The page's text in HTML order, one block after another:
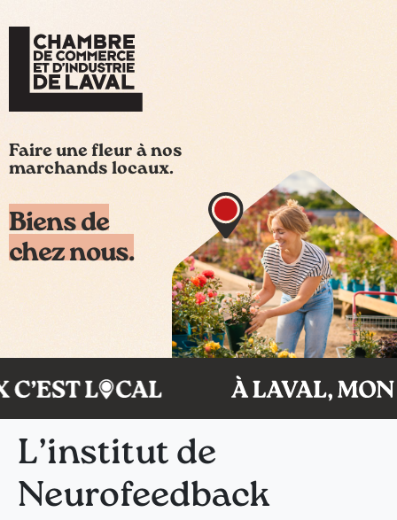
Faire une fleur à nos
marchands locaux.
Biens de
chez nous.
L’institut de
Neurofeedback